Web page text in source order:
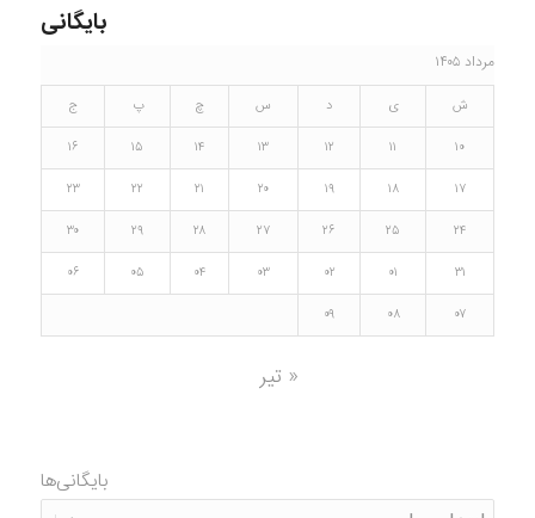
بایگانی
مرداد ۱۴۰۵
ش ی د س چ پ
ج
۱۰
۱۱ ۱۲ ۱۳ ۱۴ ۱۵
۱۶
۱۷
۱۸ ۱۹ ۲۰ ۲۱ ۲۲
۲۳
۲۴
۲۵ ۲۶ ۲۷ ۲۸ ۲۹
۳۰
۳۱
۰۱ ۰۲ ۰۳ ۰۴ ۰۵
۰۶
۰۷
۰۸ ۰۹
« تیر
بایگانی‌ها